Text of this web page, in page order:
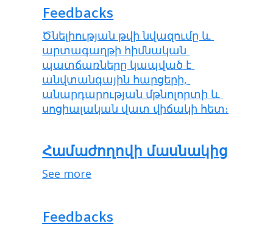
Feedbacks
Ծնելիության թվի նվազումը և
արտագաղթի հիմնական
պատճառները կապված է
անվտանգային հարցերի,
անարդարության մթնոլորտի և
սոցիալական վատ վիճակի հետ։
Համաժողովի մասնակից
See more
Feedbacks